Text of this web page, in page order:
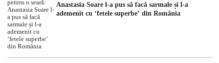
Anastasia Soare l-a pus să facă sarmale și l-a
ademenit cu ‘fetele superbe’ din România